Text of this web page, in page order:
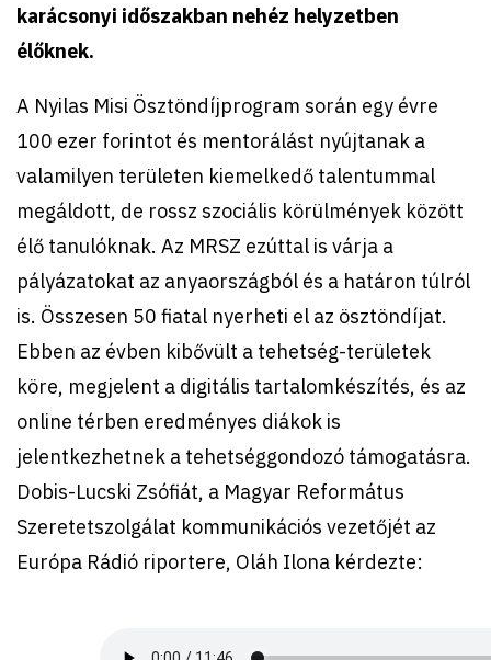
karácsonyi időszakban nehéz helyzetben
élőknek.
A Nyilas Misi Ösztöndíjprogram során egy évre
100 ezer forintot és mentorálást nyújtanak a
valamilyen területen kiemelkedő talentummal
megáldott, de rossz szociális körülmények között
élő tanulóknak. Az MRSZ ezúttal is várja a
pályázatokat az anyaországból és a határon túlról
is. Összesen 50 fiatal nyerheti el az ösztöndíjat.
Ebben az évben kibővült a tehetség-területek
köre, megjelent a digitális tartalomkészítés, és az
online térben eredményes diákok is
jelentkezhetnek a tehetséggondozó támogatásra.
Dobis-Lucski Zsófiát, a Magyar Református
Szeretetszolgálat kommunikációs vezetőjét az
Európa Rádió riportere, Oláh Ilona kérdezte: